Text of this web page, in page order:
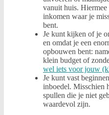
vanuit huis. Hiermee
inkomen waar je
bent.
Je kunt kijken of je
en omdat je een
opbouwen bent:
klein budget of
wel iets voor jouw
Je kunt vast
inboedel. Misschien
spullen die je niet
waardevol zijn.